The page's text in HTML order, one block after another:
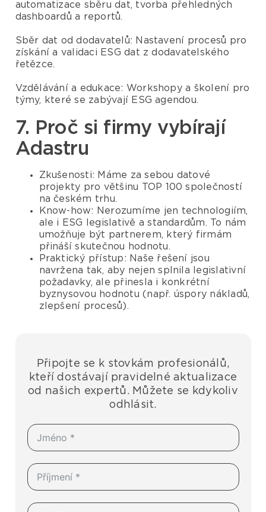
automatizace sběru dat, tvorba přehledných
dashboardů a reportů.
Sběr dat od dodavatelů: Nastavení procesů pro
získání a validaci ESG dat z dodavatelského
řetězce.
Vzdělávání a edukace: Workshopy a školení pro
týmy, které se zabývají ESG agendou.
7. Proč si firmy vybírají
Adastru
Zkušenosti: Máme za sebou datové
projekty pro většinu TOP 100 společností
na českém trhu.
Know-how: Nerozumíme jen technologiím,
ale i ESG legislativě a standardům. To nám
umožňuje být partnerem, který firmám
přináší skutečnou hodnotu.
Praktický přístup: Naše řešení jsou
navržena tak, aby nejen splnila legislativní
požadavky, ale přinesla i konkrétní
byznysovou hodnotu (např. úspory nákladů,
zlepšení procesů).
Připojte se k stovkám profesionálů,
kteří dostávají pravidelné aktualizace
od našich expertů. Můžete se kdykoliv
odhlásit.